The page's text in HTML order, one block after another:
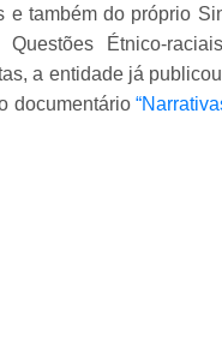
também do próprio
Étnico-
a entidade já
documentário